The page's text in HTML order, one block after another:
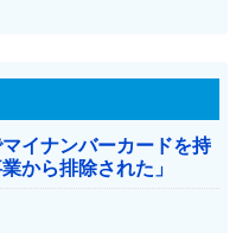
イナンバーカードを持
から排除された」